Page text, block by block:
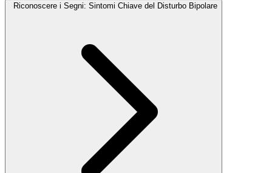
Riconoscere i Segni: Sintomi Chiave del Disturbo Bipolare